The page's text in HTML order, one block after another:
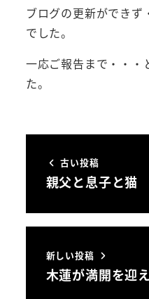
ブログの更新ができ
でした。
一応ご報告まで・・・
た。
古い投稿
親父と息子と猫
新しい投稿
木蓮が満開を迎